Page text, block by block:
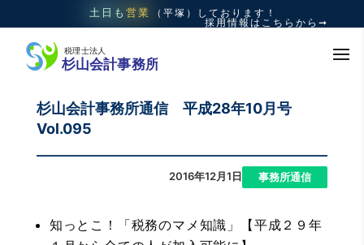
土日も 営業 （平塚）
しております！
採用情報はこちらから➞
杉山会計事務所通信 平成28年10月号
Vol.095
2016年12月1日 事務所通信
知っとこ！「税務のマメ知識」【平成２９年